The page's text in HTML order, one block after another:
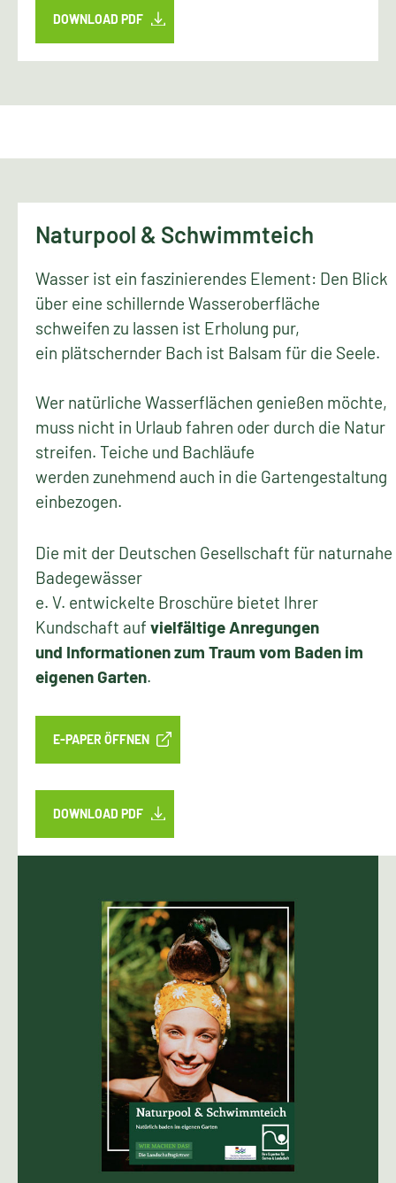
DOWNLOAD PDF
Naturpool & Schwimmteich
Wasser ist ein faszinierendes Element: Den Blick
über eine schillernde Wasseroberfläche
schweifen zu lassen ist Erholung pur,
ein plätschernder Bach ist Balsam für die Seele.
Wer natürliche Wasserflächen genießen möchte,
muss nicht in Urlaub fahren oder durch die Natur
streifen. Teiche und Bachläufe
werden zunehmend auch in die Gartengestaltung
einbezogen.
Die mit der Deutschen Gesellschaft für naturnahe
Badegewässer
e. V. entwickelte Broschüre bietet Ihrer
Kundschaft auf vielfältige Anregungen
und Informationen zum Traum vom Baden im
eigenen Garten.
E-PAPER ÖFFNEN
DOWNLOAD PDF